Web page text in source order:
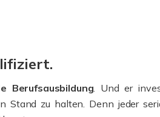
Berufsausbildung. Und er
Stand zu halten. Denn jeder